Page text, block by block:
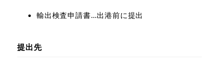
輸出検査申請書…出港前に提出
提出先